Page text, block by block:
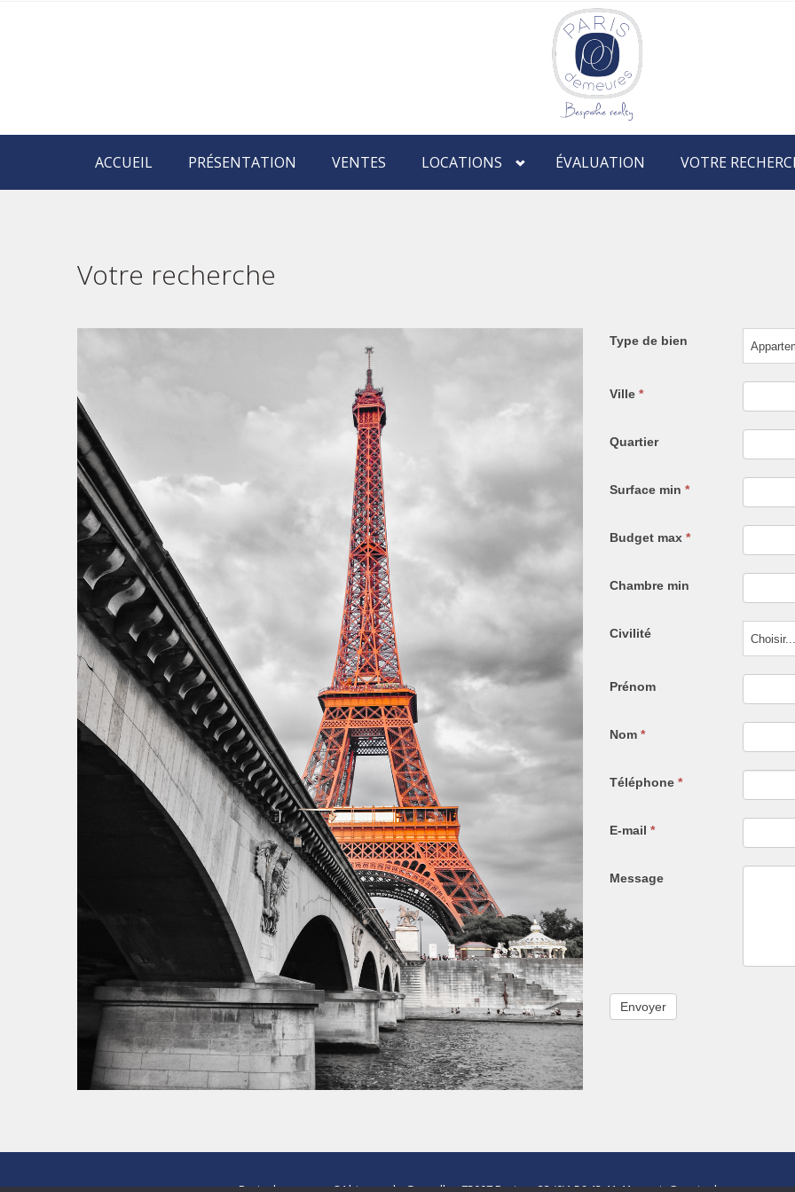
ACCUEIL PRÉSENTATION VENTES LOCATIONS ÉVALUATION VOTRE
Votre recherche
Type de bien
Ville *
Quartier
Surface min *
Budget max *
Chambre min
Civilité Choisir...
Prénom
Nom *
Téléphone *
E-mail *
Message